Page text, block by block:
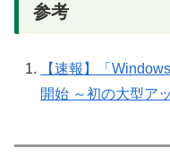
参考
【速報】「
開始 ～初の大型ア